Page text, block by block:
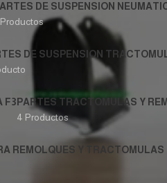
DE SUSPENSION
DE SUSPENSION
F3 PARTES TRACTOMULAS Y
4 Productos
REMOLQUES Y TRACTOMULAS